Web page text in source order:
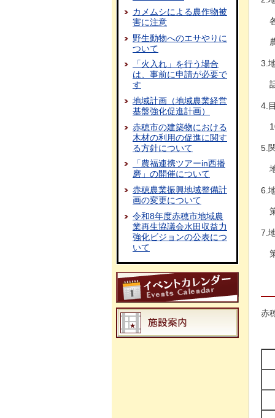
カメムシによる農作物被
害に注意
野生動物へのエサやりに
ついて
「火入れ」を行う場合
は、事前に申請が必要で
す
地域計画（地域農業経営
基盤強化促進計画）
赤穂市の建築物における
木材の利用の促進に関す
る方針について
「農福連携ツアーin西播
磨」の開催について
赤穂農業振興地域整備計
画の変更について
令和8年度赤穂市地域農
業再生協議会水田収益力
強化ビジョンの公表につ
いて
3.
4.
5.
6.
7.
赤